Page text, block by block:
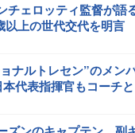
チェロッティ監督が語
上の世代交代を明言
ナルトレセン”のメン
代表指揮官もコーチ